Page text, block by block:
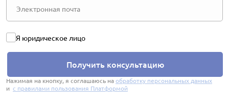
Я юридическое лицо
Получить консультацию
Нажимая на кнопку, я соглашаюсь наобработку персональных данных
и с правилами пользования Платформой